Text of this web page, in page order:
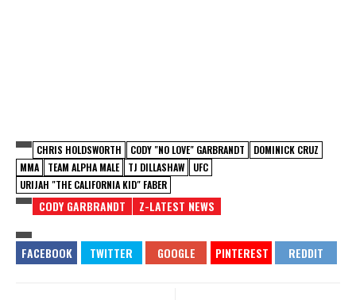
CHRIS HOLDSWORTH CODY "NO LOVE" GARBRANDT
DOMINICK CRUZ
MMA
TEAM ALPHA MALE TJ DILLASHAW
UFC
URIJAH "THE CALIFORNIA KID" FABER
CODY GARBRANDT Z-LATEST NEWS